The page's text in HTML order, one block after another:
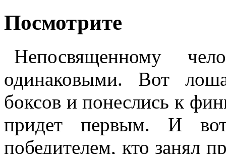
Посмотрите
Непосвященному
одинаковыми. Вот
боксов и понеслись к
придет первым. И
победителем, кто занял